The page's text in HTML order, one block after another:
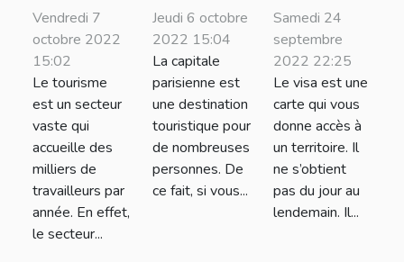
travailler
en
tourisme
?
Vendredi 7
octobre 2022
15:02
Le tourisme
est un secteur
vaste qui
accueille des
milliers de
travailleurs par
année. En effet,
le secteur...
pourquoi
s'y référer
?
Jeudi 6 octobre
2022 15:04
La capitale
parisienne est
une destination
touristique pour
de nombreuses
personnes. De
ce fait, si vous...
processus
pour
avoir un
visa
Thaïlande
?
Samedi 24
septembre
2022 22:25
Le visa est une
carte qui vous
donne accès à
un territoire. Il
ne s’obtient
pas du jour au
lendemain. Il...